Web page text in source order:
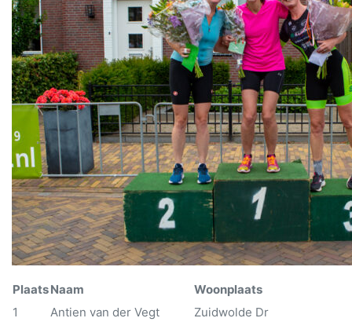
PlaatsNaam
Woonplaats
1
Antien van der Vegt
Zuidwolde Dr